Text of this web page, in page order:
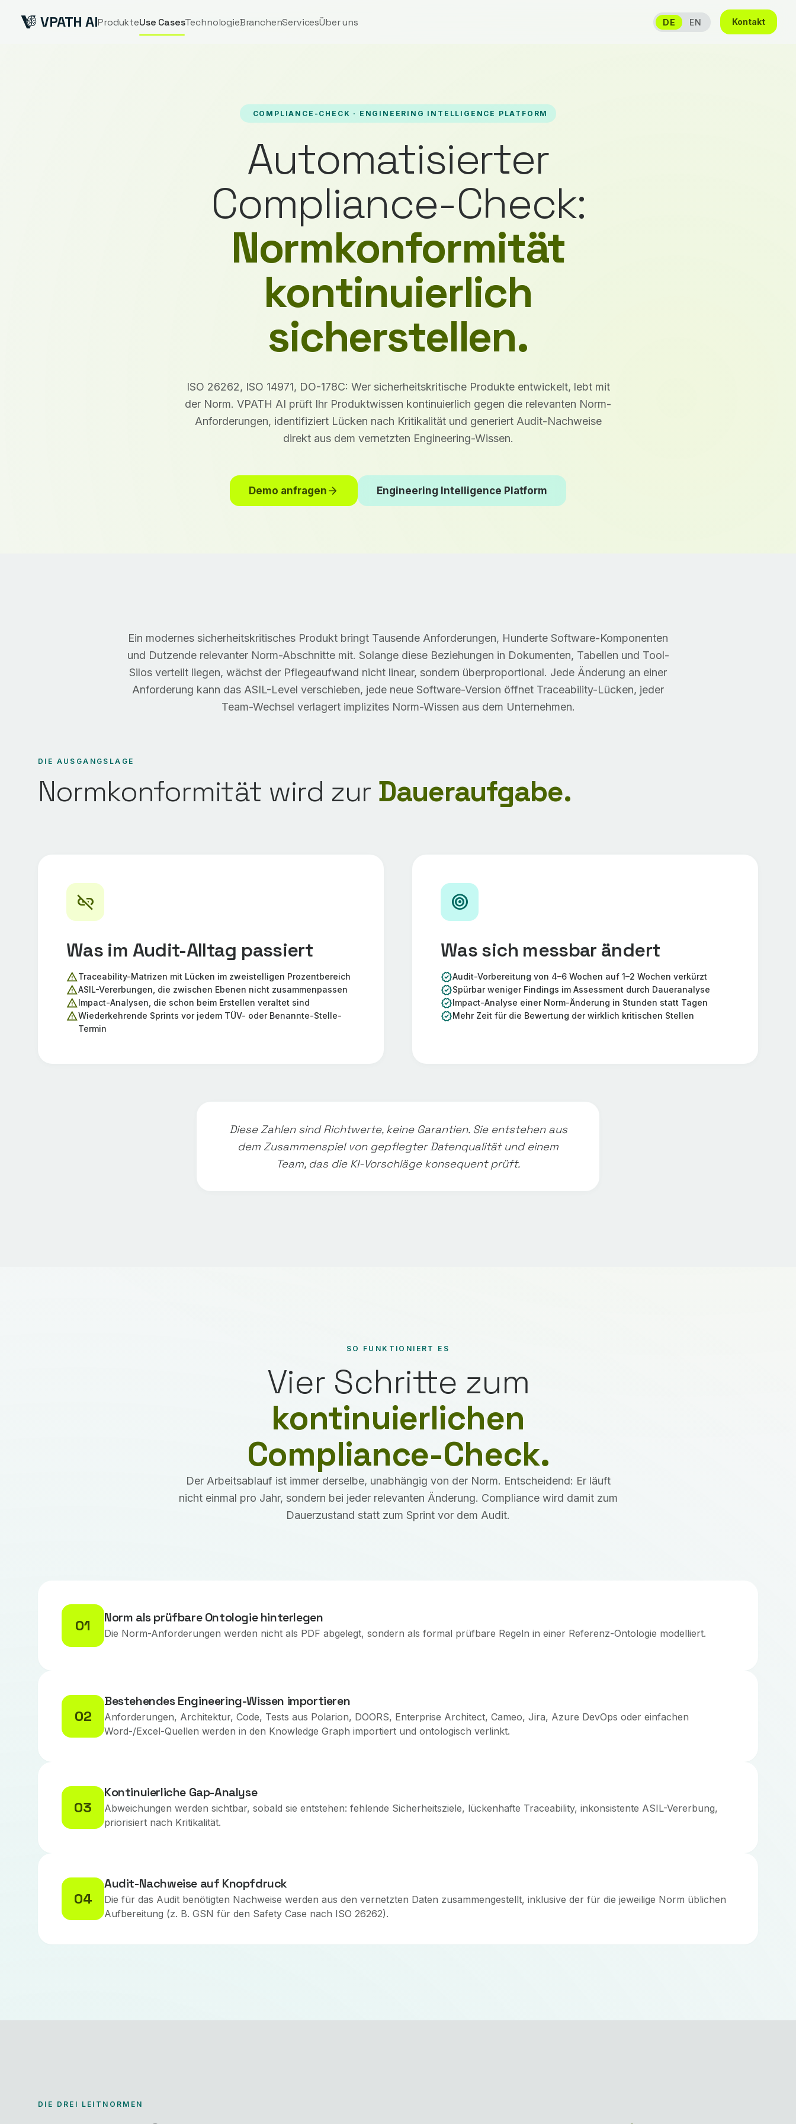
VPATH AIProdukteUse CasesTechnologieBranchenServicesÜber uns DE EN Kontakt
COMPLIANCE-CHECK · ENGINEERING INTELLIGENCE PLATFORM
Automatisierter
Compliance-Check:
Normkonformität
kontinuierlich
sicherstellen.
ISO 26262, ISO 14971, DO-178C: Wer sicherheitskritische Produkte entwickelt, lebt mit
der Norm. VPATH AI prüft Ihr Produktwissen kontinuierlich gegen die relevanten Norm-
Anforderungen, identifiziert Lücken nach Kritikalität und generiert Audit-Nachweise
direkt aus dem vernetzten Engineering-Wissen.
Demo anfragen arrow_forward Engineering Intelligence Platform
Ein modernes sicherheitskritisches Produkt bringt Tausende Anforderungen, Hunderte Software-Komponenten
und Dutzende relevanter Norm-Abschnitte mit. Solange diese Beziehungen in Dokumenten, Tabellen und Tool-
Silos verteilt liegen, wächst der Pflegeaufwand nicht linear, sondern überproportional. Jede Änderung an einer
Anforderung kann das ASIL-Level verschieben, jede neue Software-Version öffnet Traceability-Lücken, jeder
Team-Wechsel verlagert implizites Norm-Wissen aus dem Unternehmen.
DIE AUSGANGSLAGE
Normkonformität wird zur Daueraufgabe.
link_off
Was im Audit-Alltag passiert
warningTraceability-Matrizen mit Lücken im zweistelligen Prozentbereich
warningASIL-Vererbungen, die zwischen Ebenen nicht zusammenpassen
warningImpact-Analysen, die schon beim Erstellen veraltet sind
warningWiederkehrende Sprints vor jedem TÜV- oder Benannte-Stelle-
Termin
target
Was sich messbar ändert
verifiedAudit-Vorbereitung von 4–6 Wochen auf 1–2 Wochen verkürzt
verifiedSpürbar weniger Findings im Assessment durch Daueranalyse
verifiedImpact-Analyse einer Norm-Änderung in Stunden statt Tagen
verifiedMehr Zeit für die Bewertung der wirklich kritischen Stellen
Diese Zahlen sind Richtwerte, keine Garantien. Sie entstehen aus
dem Zusammenspiel von gepflegter Datenqualität und einem
Team, das die KI-Vorschläge konsequent prüft.
SO FUNKTIONIERT ES
Vier Schritte zum
kontinuierlichen
Compliance-Check.
Der Arbeitsablauf ist immer derselbe, unabhängig von der Norm. Entscheidend: Er läuft
nicht einmal pro Jahr, sondern bei jeder relevanten Änderung. Compliance wird damit zum
Dauerzustand statt zum Sprint vor dem Audit.
01 Norm als prüfbare Ontologie hinterlegen
Die Norm-Anforderungen werden nicht als PDF abgelegt, sondern als formal prüfbare Regeln in einer Referenz-Ontologie modelliert.
02
Bestehendes Engineering-Wissen importieren
Anforderungen, Architektur, Code, Tests aus Polarion, DOORS, Enterprise Architect, Cameo, Jira, Azure DevOps oder einfachen
Word-/Excel-Quellen werden in den Knowledge Graph importiert und ontologisch verlinkt.
03
Kontinuierliche Gap-Analyse
Abweichungen werden sichtbar, sobald sie entstehen: fehlende Sicherheitsziele, lückenhafte Traceability, inkonsistente ASIL-Vererbung,
priorisiert nach Kritikalität.
04
Audit-Nachweise auf Knopfdruck
Die für das Audit benötigten Nachweise werden aus den vernetzten Daten zusammengestellt, inklusive der für die jeweilige Norm üblichen
Aufbereitung (z. B. GSN für den Safety Case nach ISO 26262).
DIE DREI LEITNORMEN